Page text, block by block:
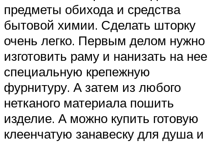
предметы обихода и средства
бытовой химии. Сделать шторку
очень легко. Первым делом нужно
изготовить раму и нанизать на нее
специальную крепежную
фурнитуру. А затем из любого
нетканого материала пошить
изделие. А можно купить готовую
клеенчатую занавеску для душа и